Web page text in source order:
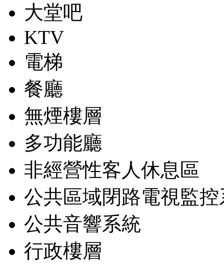
大堂吧
KTV
電梯
餐廳
無煙樓層
多功能廳
非經營性客人休息區
公共區域閉路電視監控
公共音響系統
行政樓層